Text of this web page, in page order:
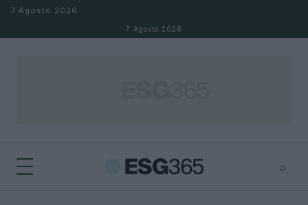
Salta al contenuto
7 Agosto 2026
7 Agosto 2026
⌕